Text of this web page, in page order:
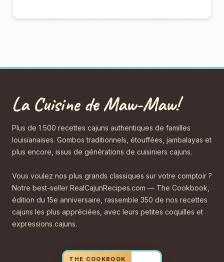
La Cuisine de Maw-Maw!
Plus de 1 500 recettes cajuns authentiques de familles
louisianaises. Gombos traditionnels, étouffées, jambalayas et
plus encore, issus de générations de cuisiniers cajuns.
Vous voulez nos plus grands classiques sur votre comptoir ?
Notre best-seller RealCajunRecipes.com — The Cookbook,
édition du 15e anniversaire, rassemble 350 de nos recettes
cajuns les plus appréciées, avec leurs petites coquilles et
expressions cajuns.